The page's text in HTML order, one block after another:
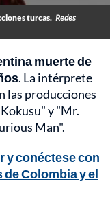
turcas. Redes
muerte de
. La intérprete
las producciones
y "Mr.
Man".
y conéctese con
Colombia y el